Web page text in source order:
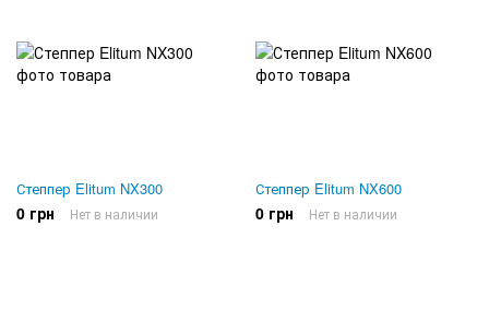
Степпер Elitum NX300
0 грн Нет в наличии
Степпер Elitum NX600
0 грн Нет в наличии